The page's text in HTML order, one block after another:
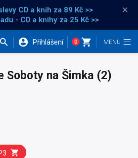
CD a knih za 89 Kč >>
- CD a knihy za 25 Kč >>
×
Přihlášení 0
Soboty na Šimka (2)